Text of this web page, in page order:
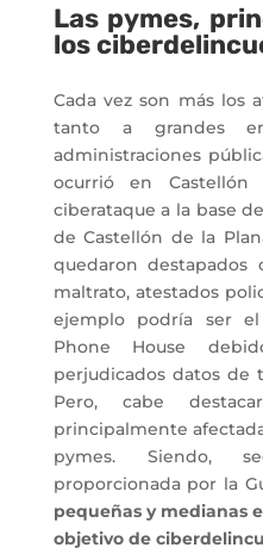
Las pymes,
los
Cada vez son más los
tanto a grandes
administraciones
ocurrió en
ciberataque a la base
de Castellón de la
quedaron destapados
maltrato, atestados
ejemplo podría ser
Phone House
perjudicados datos de
Pero, cabe
principalmente
pymes. Siendo,
proporcionada por la
pequeñas y medianas
objetivo de